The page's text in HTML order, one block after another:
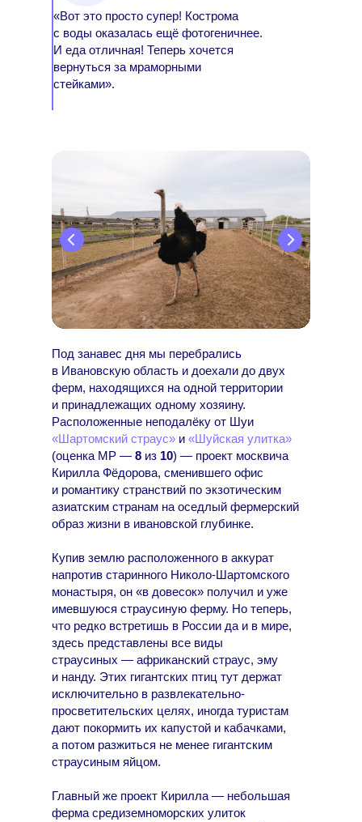
«Вот это просто супер! Кострома
с воды оказалась ещё фотогеничнее.
И еда отличная! Теперь хочется
вернуться за мраморными
стейками».
Под занавес дня мы перебрались
в Ивановскую область и доехали до двух
ферм, находящихся на одной территории
и принадлежащих одному хозяину.
Расположенные неподалёку от Шуи
«Шартомский страус» и «Шуйская улитка»
(оценка МР — 8 из 10) — проект москвича
Кирилла Фёдорова, сменившего офис
и романтику странствий по экзотическим
азиатским странам на оседлый фермерский
образ жизни в ивановской глубинке.
Купив землю расположенного в аккурат
напротив старинного Николо-Шартомского
монастыря, он «в довесок» получил и уже
имевшуюся страусиную ферму. Но теперь,
что редко встретишь в России да и в мире,
здесь представлены все виды
страусиных — африканский страус, эму
и нанду. Этих гигантских птиц тут держат
исключительно в развлекательно-
просветительских целях, иногда туристам
дают покормить их капустой и кабачками,
а потом разжиться не менее гигантским
страусиным яйцом.
Главный же проект Кирилла — небольшая
ферма средиземноморских улиток